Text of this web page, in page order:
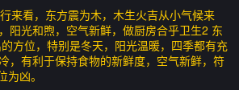
来看，东方震为木，木生火吉从小气候来
阳光和煦，空气新鲜，做厨房合乎卫生2 东
方位，特别是冬天，阳光温暖，四季都有充
，有利于保持食物的新鲜度，空气新鲜，符
凶。